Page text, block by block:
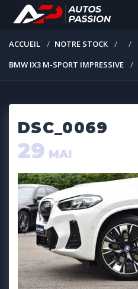
ACCUEIL
NOTRE STOCK
BMW IX3 M-SPORT IMPRESSIVE
DSC_0069
29 MAI